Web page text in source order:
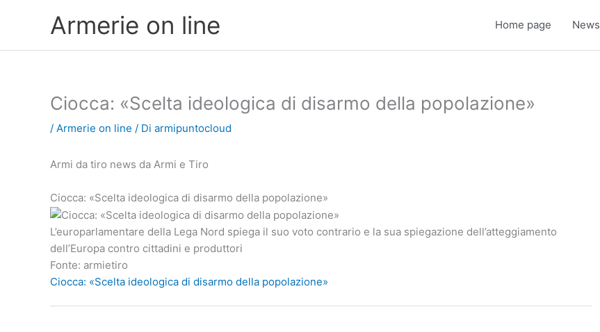
Armerie on line Home page News
Ciocca: «Scelta ideologica di disarmo della popolazione»
/ Armerie on line / Di armipuntocloud
Armi da tiro news da Armi e Tiro
Ciocca: «Scelta ideologica di disarmo della popolazione»
L’europarlamentare della Lega Nord spiega il suo voto contrario e la sua spiegazione dell’atteggiamento
dell’Europa contro cittadini e produttori
Fonte: armietiro
Ciocca: «Scelta ideologica di disarmo della popolazione»